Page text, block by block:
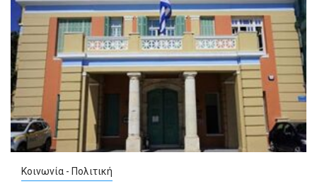
Κοινωνία - Πολιτική